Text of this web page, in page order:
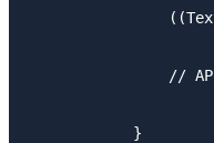
//
            }